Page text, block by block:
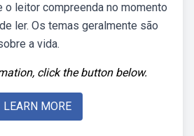
o leitor compreenda no momento
ler. Os temas geralmente são
a vida.
click the button below.
LEARN MORE